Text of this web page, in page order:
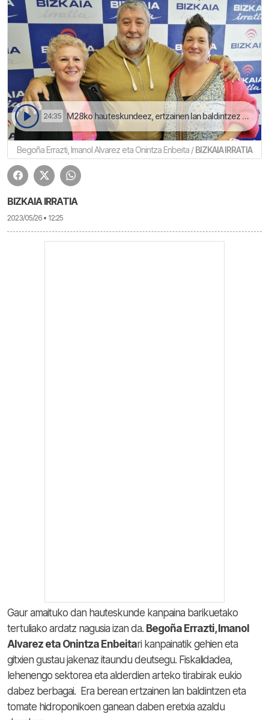
24:35 M28ko hauteskundeez, ertzainen lan baldintzez eta tomateez berbaz izan dira Alvarez, Errazti eta Enbeita | Goizeko Izarretan
Begoña Errazti, Imanol Alvarez eta Onintza Enbeita /BIZKAIA IRRATIA
BIZKAIA IRRATIA
2023/05/26 • 12:25
Gaur amaituko dan hauteskunde kanpaina barikuetako
tertuliako ardatz nagusia izan da. Begoña Errazti, Imanol
Alvarez eta Onintza Enbeitari kanpainatik gehien eta
gitxien gustau jakenaz itaundu deutsegu. Fiskalidadea,
lehenengo sektorea eta alderdien arteko tirabirak eukio
dabez berbagai. Era berean ertzainen lan baldintzen eta
tomate hidroponikoen ganean daben eretxia azaldu